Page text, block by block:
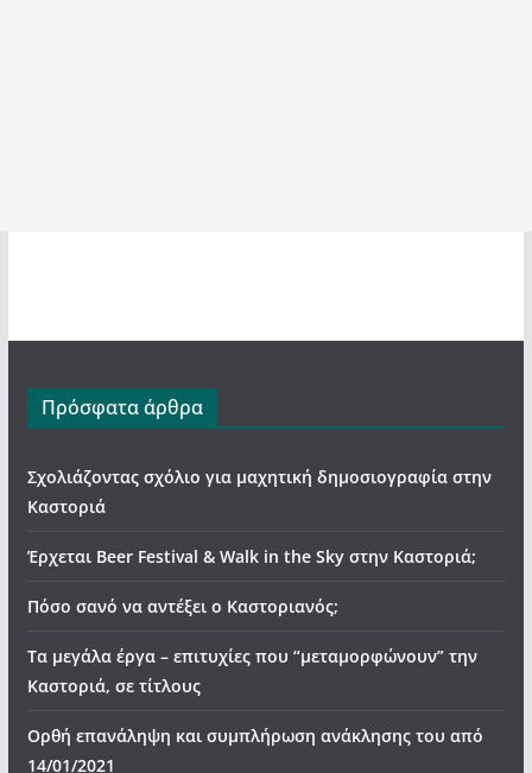
Πρόσφατα άρθρα
Σχολιάζοντας σχόλιο για μαχητική δημοσιογραφία στην
Καστοριά
Έρχεται Beer Festival & Walk in the Sky στην Καστοριά;
Πόσο σανό να αντέξει ο Καστοριανός;
Τα μεγάλα έργα – επιτυχίες που “μεταμορφώνουν” την
Καστοριά, σε τίτλους
Ορθή επανάληψη και συμπλήρωση ανάκλησης του από
14/01/2021